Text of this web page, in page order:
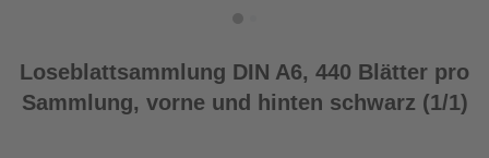
Loseblattsammlung DIN A6, 440 Blätter pro
Sammlung, vorne und hinten schwarz (1/1)